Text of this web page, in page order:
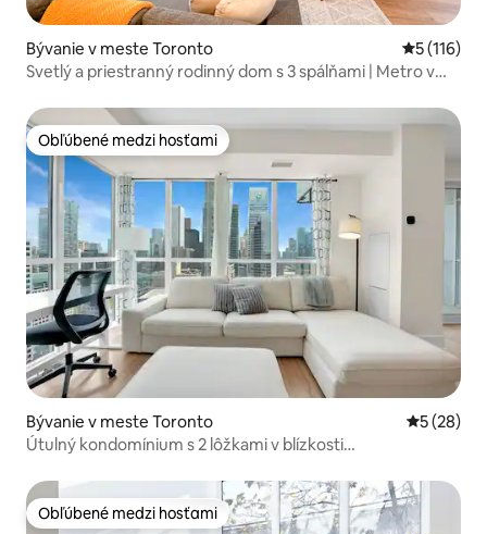
Bývanie v meste Toronto Priemerné
5 (116)
Svetlý a priestranný rodinný dom s 3 spálňami | Metro v
Obľúbené medzi hosťami
Obľúbené medzi hosťami
Bývanie v meste Toronto
5 (28)
Útulný kondomínium s 2 lôžkami v blízkosti
Obľúbené medzi hosťami
Obľúbené medzi hosťami